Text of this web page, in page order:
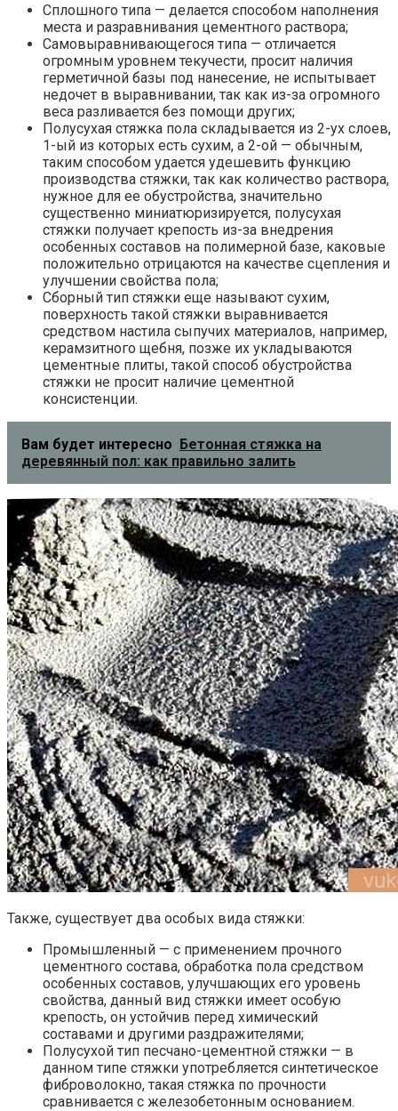
Сплошного типа — делается способом наполнения
места и разравнивания цементного раствора;
Самовыравнивающегося типа — отличается
огромным уровнем текучести, просит наличия
герметичной базы под нанесение, не испытывает
недочет в выравнивании, так как из-за огромного
веса разливается без помощи других;
Полусухая стяжка пола складывается из 2-ух слоев,
1-ый из которых есть сухим, а 2-ой — обычным,
таким способом удается удешевить функцию
производства стяжки, так как количество раствора,
нужное для ее обустройства, значительно
существенно миниатюризируется, полусухая
стяжки получает крепость из-за внедрения
особенных составов на полимерной базе, каковые
положительно отрицаются на качестве сцепления и
улучшении свойства пола;
Сборный тип стяжки еще называют сухим,
поверхность такой стяжки выравнивается
средством настила сыпучих материалов, например,
керамзитного щебня, позже их укладываются
цементные плиты, такой способ обустройства
стяжки не просит наличие цементной
консистенции.
Вам будет интересно Бетонная стяжка на
деревянный пол: как правильно залить
Также, существует два особых вида стяжки:
Промышленный — с применением прочного
цементного состава, обработка пола средством
особенных составов, улучшающих его уровень
свойства, данный вид стяжки имеет особую
крепость, он устойчив перед химический
составами и другими раздражителями;
Полусухой тип песчано-цементной стяжки — в
данном типе стяжки употребляется синтетическое
фиброволокно, такая стяжка по прочности
сравнивается с железобетонным основанием.